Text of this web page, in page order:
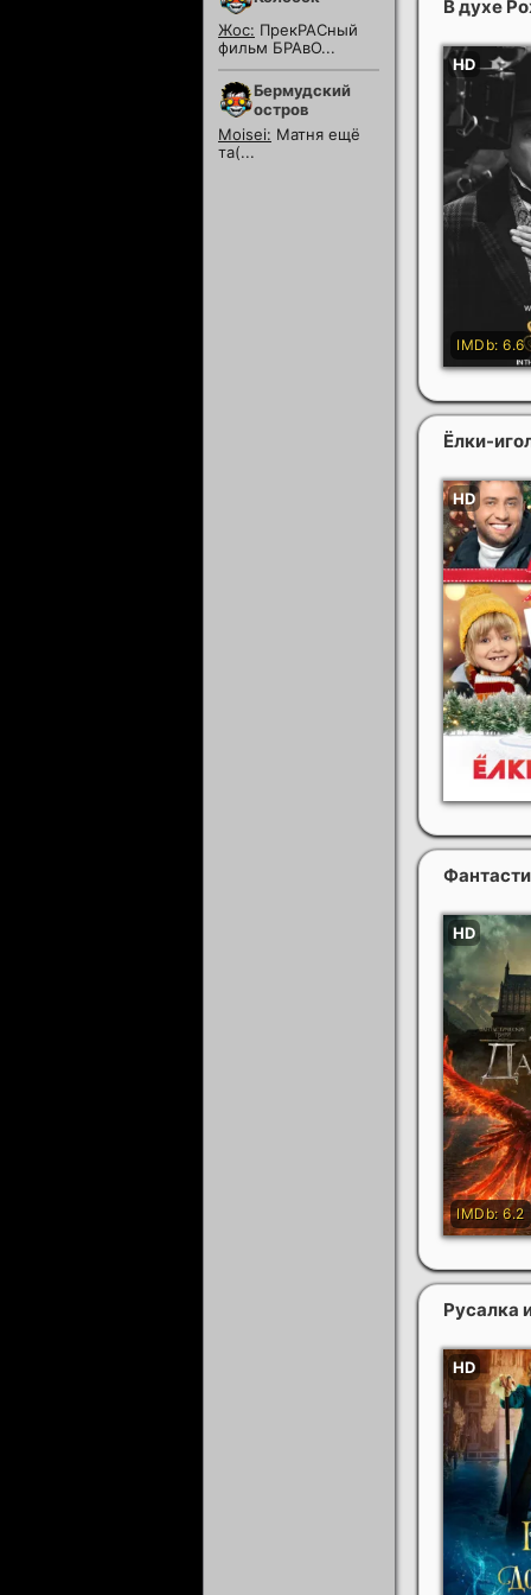
В духе
Ёлки-
Русалка
Жос: ПрекРАСный
фильм БРАвО...
Бермудский
остров
Moisei: Матня ещё
та(...